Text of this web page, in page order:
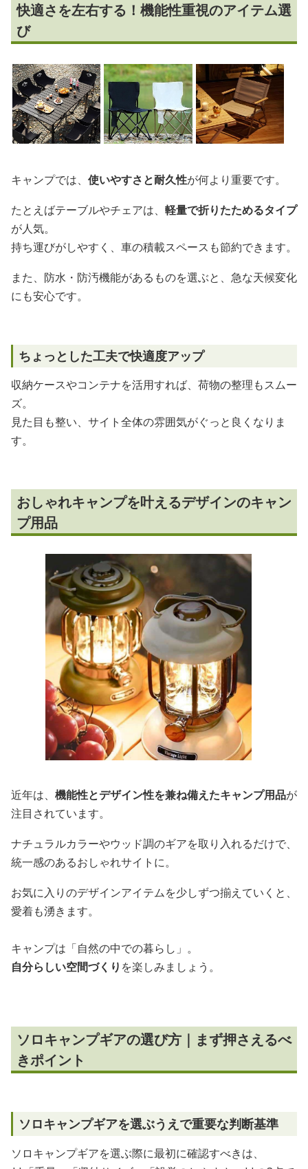
快適さを左右する！機能性重視のアイテム選
び
キャンプでは、 使いやすさと耐久性が何より重要です。
たとえばテーブルやチェアは、 軽量で折りたためるタイプ
が人気。
持ち運びがしやすく、車の積載スペースも節約できます。
また、防水・防汚機能があるものを選ぶと、急な天候変化
にも安心です。
ちょっとした工夫で快適度アップ
収納ケースやコンテナを活用すれば、荷物の整理もスムー
ズ。
見た目も整い、サイト全体の雰囲気がぐっと良くなりま
す。
おしゃれキャンプを叶えるデザインのキャン
プ用品
近年は、 機能性とデザイン性を兼ね備えたキャンプ用品が
注目されています。
ナチュラルカラーやウッド調のギアを取り入れるだけで、
統一感のあるおしゃれサイトに。
お気に入りのデザインアイテムを少しずつ揃えていくと、
愛着も湧きます。
キャンプは「自然の中での暮らし」。
自分らしい空間づくり を楽しみましょう。
ソロキャンプギアの選び方｜まず押さえるべ
きポイント
ソロキャンプギアを選ぶうえで重要な判断基準
ソロキャンプギアを選ぶ際に最初に確認すべきは、